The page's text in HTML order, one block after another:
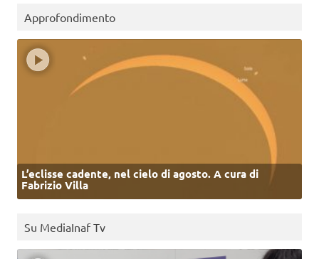
Approfondimento
L’eclisse cadente, nel cielo di agosto. A cura di
Fabrizio Villa
Su MediaInaf Tv